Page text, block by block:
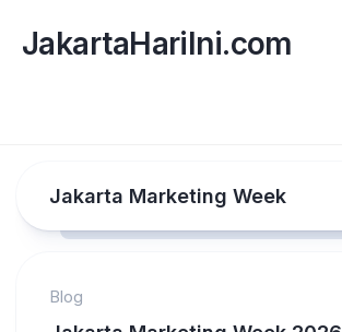
content
JakartaHariIni.com
Jakarta Marketing Week
Blog